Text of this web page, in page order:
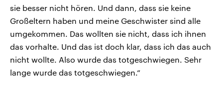
sie besser nicht hören. Und dann, dass sie keine
Großeltern haben und meine Geschwister sind alle
umgekommen. Das wollten sie nicht, dass ich ihnen
das vorhalte. Und das ist doch klar, dass ich das auch
nicht wollte. Also wurde das totgeschwiegen. Sehr
lange wurde das totgeschwiegen.“